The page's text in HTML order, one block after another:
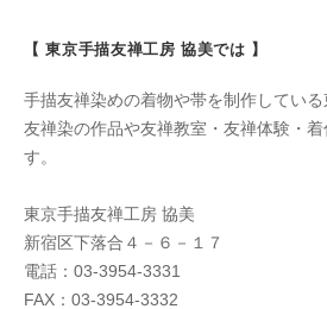
【 東京手描友禅工房 協美では 】
手描友禅染めの着物や帯を制作している
友禅染の作品や友禅教室・友禅体験・
す。
東京手描友禅工房 協美
新宿区下落合４－６－１７
電話：03-3954-3331
FAX：03-3954-3332